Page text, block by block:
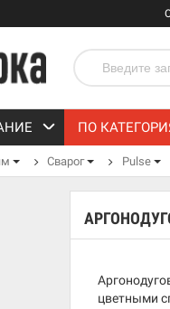
ПО
Сварог Pulse
цветными